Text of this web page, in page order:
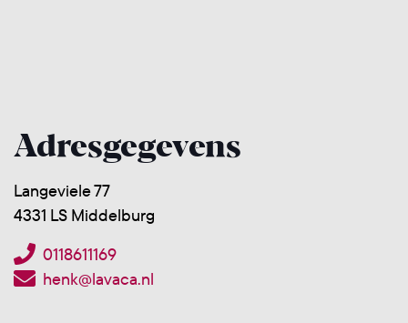
Adresgegevens
Langeviele 77
4331 LS Middelburg
0118611169
henk@lavaca.nl